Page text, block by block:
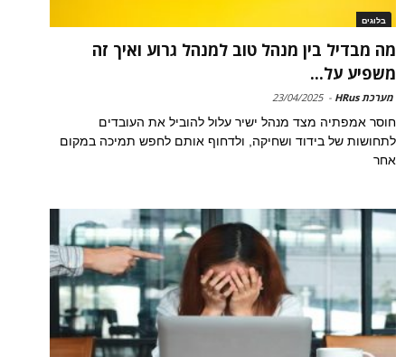
בלוגים
מה מבדיל בין מנהל טוב למנהל גרוע ואיך זה
משפיע על...
מערכת HRus -
23/04/2025
חוסר אמפתיה מצד מנהל ישיר עלול להוביל את העובדים
לתחושות של בידוד ושחיקה, ולדחוף אותם לחפש תמיכה במקום
אחר